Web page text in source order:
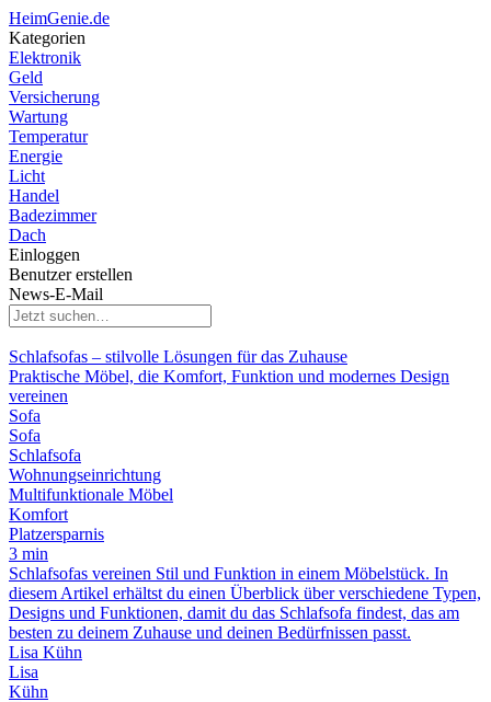
HeimGenie.de
Kategorien
Elektronik
Geld
Versicherung
Wartung
Temperatur
Energie
Licht
Handel
Badezimmer
Dach
Einloggen
Benutzer erstellen
News-E-Mail
Schlafsofas – stilvolle Lösungen für das Zuhause
Praktische Möbel, die Komfort, Funktion und modernes Design
vereinen
Sofa
Sofa
Schlafsofa
Wohnungseinrichtung
Multifunktionale Möbel
Komfort
Platzersparnis
3 min
Schlafsofas vereinen Stil und Funktion in einem Möbelstück. In
diesem Artikel erhältst du einen Überblick über verschiedene Typen,
Designs und Funktionen, damit du das Schlafsofa findest, das am
besten zu deinem Zuhause und deinen Bedürfnissen passt.
Lisa Kühn
Lisa
Kühn